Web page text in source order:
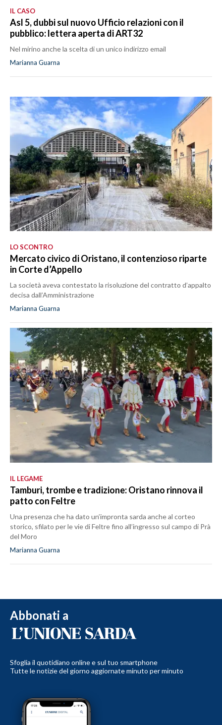
IL CASO
Asl 5, dubbi sul nuovo Ufficio relazioni con il
pubblico: lettera aperta di ART32
Nel mirino anche la scelta di un unico indirizzo email
Marianna Guarna
LO SCONTRO
Mercato civico di Oristano, il contenzioso riparte
in Corte d’Appello
La società aveva contestato la risoluzione del contratto d’appalto
decisa dall’Amministrazione
Marianna Guarna
IL LEGAME
Tamburi, trombe e tradizione: Oristano rinnova il
patto con Feltre
Una presenza che ha dato un’impronta sarda anche al corteo
storico, sfilato per le vie di Feltre fino all’ingresso sul campo di Prà
del Moro
Marianna Guarna
Abbonati a
Sfoglia il quotidiano online e sul tuo smartphone
Tutte le notizie del giorno aggiornate minuto per minuto